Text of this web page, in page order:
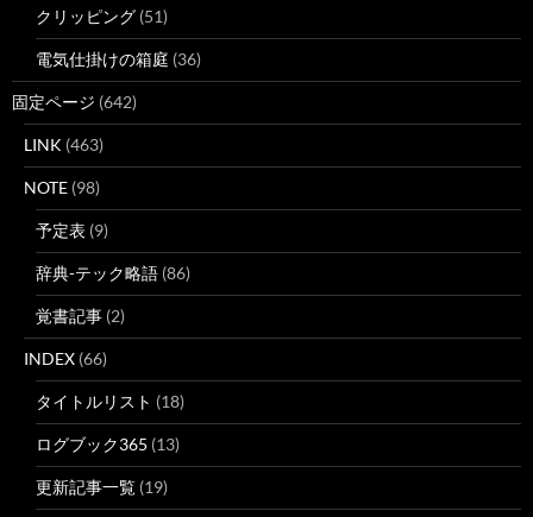
クリッピング (51)
電気仕掛けの箱庭 (36)
固定ページ (642)
LINK (463)
NOTE (98)
予定表 (9)
辞典-テック略語 (86)
覚書記事 (2)
INDEX (66)
タイトルリスト (18)
ログブック365 (13)
更新記事一覧 (19)